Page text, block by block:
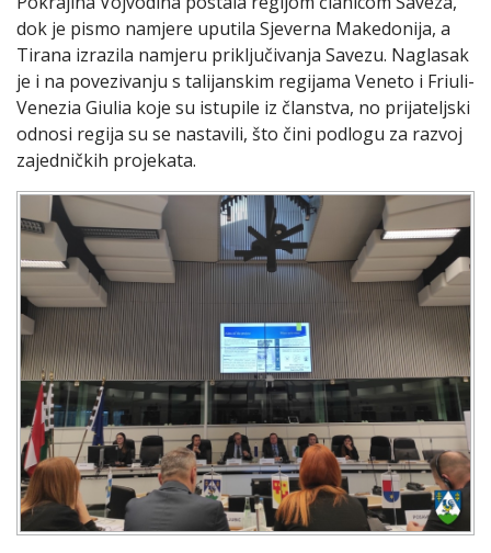
dok je pismo namjere uputila Sjeverna Makedonija, a
Tirana izrazila namjeru priključivanja Savezu. Naglasak
je i na povezivanju s talijanskim regijama Veneto i Friuli-
Venezia Giulia koje su istupile iz članstva, no prijateljski
odnosi regija su se nastavili, što čini podlogu za razvoj
zajedničkih projekata.